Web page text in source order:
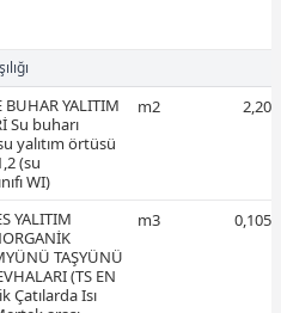
BUHAR YALITIM
Su buharı
yalıtım örtüsü
(su
WI)
m2 2,20
YALITIM
TAŞYÜNÜ
(TS EN
Çatılarda Isı
m3 0,105